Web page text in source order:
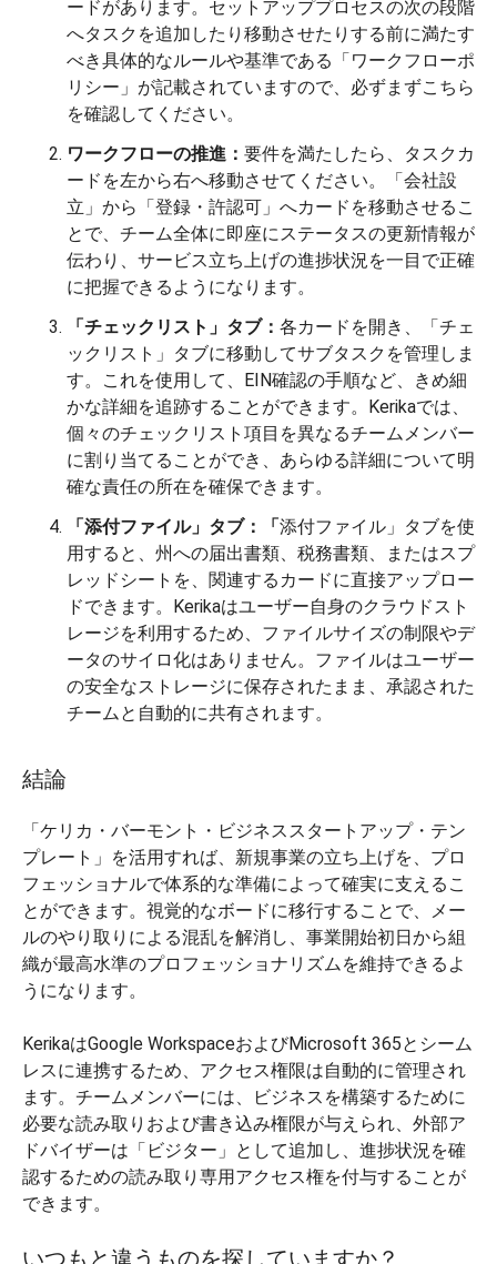
ードがあります。セットアッププロセスの次の段階
へタスクを追加したり移動させたりする前に満たす
べき具体的なルールや基準である「ワークフローポ
リシー」が記載されていますので、必ずまずこちら
を確認してください。
ワークフローの推進： 要件を満たしたら、タスクカ
ードを左から右へ移動させてください。「会社設
立」から「登録・許認可」へカードを移動させるこ
とで、チーム全体に即座にステータスの更新情報が
伝わり、サービス立ち上げの進捗状況を一目で正確
に把握できるようになります。
「チェックリスト」タブ： 各カードを開き、「チェ
ックリスト」タブに移動してサブタスクを管理しま
す。これを使用して、EIN確認の手順など、きめ細
かな詳細を追跡することができます。Kerikaでは、
個々のチェックリスト項目を異なるチームメンバー
に割り当てることができ、あらゆる詳細について明
確な責任の所在を確保できます。
「添付ファイル」タブ：「 添付ファイル」タブを使
用すると、州への届出書類、税務書類、またはスプ
レッドシートを、関連するカードに直接アップロー
ドできます。Kerikaはユーザー自身のクラウドスト
レージを利用するため、ファイルサイズの制限やデ
ータのサイロ化はありません。ファイルはユーザー
の安全なストレージに保存されたまま、承認された
チームと自動的に共有されます。
結論
「ケリカ・バーモント・ビジネススタートアップ・テン
プレート」を活用すれば、新規事業の立ち上げを、プロ
フェッショナルで体系的な準備によって確実に支えるこ
とができます。視覚的なボードに移行することで、メー
ルのやり取りによる混乱を解消し、事業開始初日から組
織が最高水準のプロフェッショナリズムを維持できるよ
うになります。
KerikaはGoogle WorkspaceおよびMicrosoft 365とシーム
レスに連携するため、アクセス権限は自動的に管理され
ます。チームメンバーには、ビジネスを構築するために
必要な読み取りおよび書き込み権限が与えられ、外部ア
ドバイザーは「ビジター」として追加し、進捗状況を確
認するための読み取り専用アクセス権を付与することが
できます。